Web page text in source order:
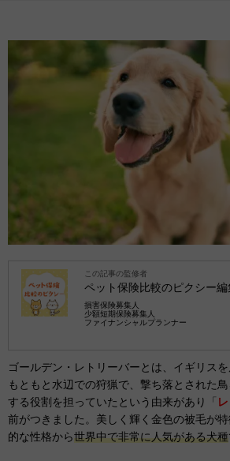
この記事の監修者
ペット保険比較のピクシー編
損害保険募集人
少額短期保険募集人
ファイナンシャルプランナー
ゴールデン・レトリーバーとは、イギリスを
もともと水辺での狩猟で、撃ち落とされた鳥
する役割を担っていたという由来があり「
前がつきました。美しく輝く金色の被毛が
的な性格から世界中で非常に人気がある犬種